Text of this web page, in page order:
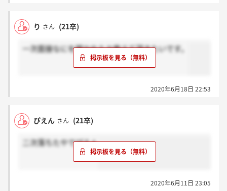
り さん (21卒)
一次面接なにを聞かれたか教えて頂きたいです。
2020年6月18日 22:53
ぴえん さん (21卒)
二次落ちたやでぴえん
2020年6月11日 23:05